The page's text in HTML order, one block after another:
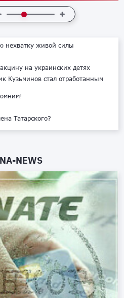
нехватку живой силы
на украинских детях
Кузьминов стал отработанным
Татарского?
NEWS